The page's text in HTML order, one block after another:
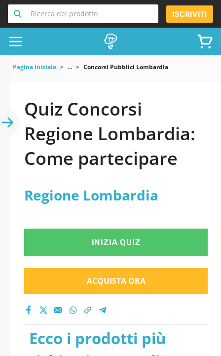
Ricerca del prodotto ISCRIVITI
Pagina iniziale ... Concorsi Pubblici Lombardia
Quiz Concorsi
Regione Lombardia:
Come partecipare
Regione Lombardia
INIZIA QUIZ
ACQUISTA ORA
Ecco i prodotti più